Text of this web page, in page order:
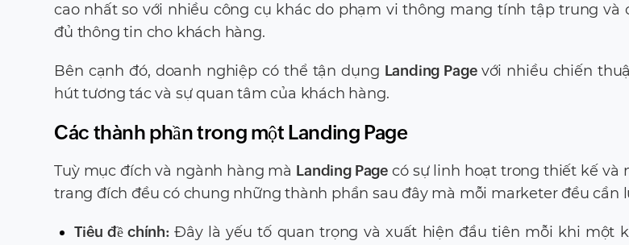
cao nhất so với nhiều công cụ khác do phạm vi thông mang tính tập trung và
đủ thông tin cho khách hàng.
Bên cạnh đó, doanh nghiệp có thể tận dụng Landing Page với nhiều chiến
hút tương tác và sự quan tâm của khách hàng.
Các thành phần trong một Landing Page
Tuỳ mục đích và ngành hàng mà Landing Page có sự linh hoạt trong thiết kế và
trang đích đều có chung những thành phần sau đây mà mỗi marketer đều cần
Tiêu đề chính:Đây là yếu tố quan trọng và xuất hiện đầu tiên mỗi khi một